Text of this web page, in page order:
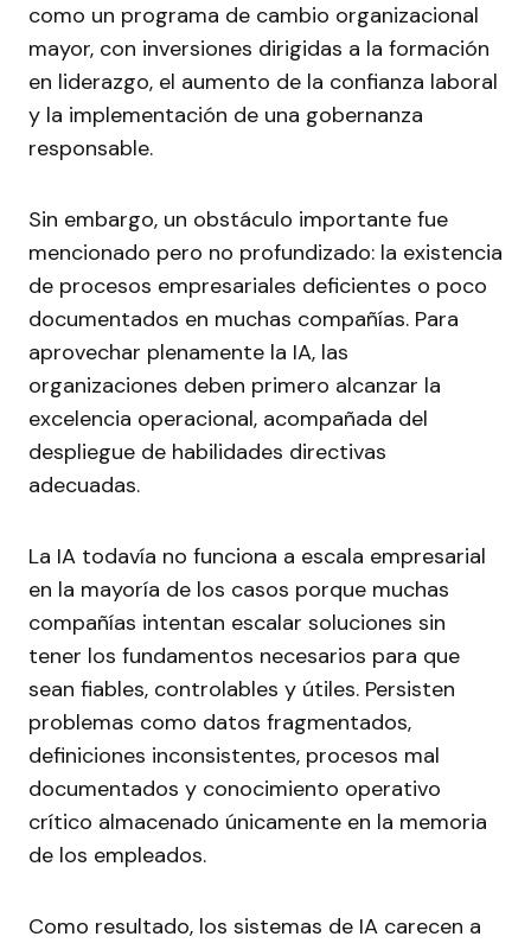
como un programa de cambio organizacional
mayor, con inversiones dirigidas a la formación
en liderazgo, el aumento de la confianza laboral
y la implementación de una gobernanza
responsable.
Sin embargo, un obstáculo importante fue
mencionado pero no profundizado: la existencia
de procesos empresariales deficientes o poco
documentados en muchas compañías. Para
aprovechar plenamente la IA, las
organizaciones deben primero alcanzar la
excelencia operacional, acompañada del
despliegue de habilidades directivas
adecuadas.
La IA todavía no funciona a escala empresarial
en la mayoría de los casos porque muchas
compañías intentan escalar soluciones sin
tener los fundamentos necesarios para que
sean fiables, controlables y útiles. Persisten
problemas como datos fragmentados,
definiciones inconsistentes, procesos mal
documentados y conocimiento operativo
crítico almacenado únicamente en la memoria
de los empleados.
Como resultado, los sistemas de IA carecen a